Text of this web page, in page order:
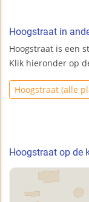
Hoogstraat in
Hoogstraat is een
Klik hieronder op
Hoogstraat (alle
Hoogstraat op de